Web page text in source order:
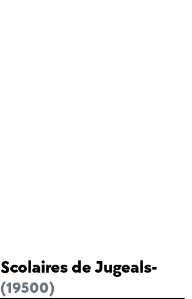
de Jugeals-
(19500)